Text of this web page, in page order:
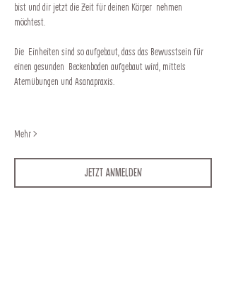
bist und dir jetzt die Zeit für deinen Körper  nehmen
möchtest.
Die  Einheiten sind so aufgebaut, dass das Bewusstsein für
einen gesunden  Beckenboden aufgebaut wird, mittels
Atemübungen und Asanapraxis.
Mehr >
Jetzt anmelden